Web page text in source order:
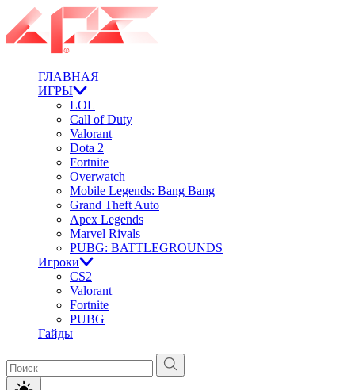
ГЛАВНАЯ
ИГРЫ
LOL
Call of Duty
Valorant
Dota 2
Fortnite
Overwatch
Mobile Legends: Bang Bang
Grand Theft Auto
Apex Legends
Marvel Rivals
PUBG: BATTLEGROUNDS
Игроки
CS2
Valorant
Fortnite
PUBG
Гайды